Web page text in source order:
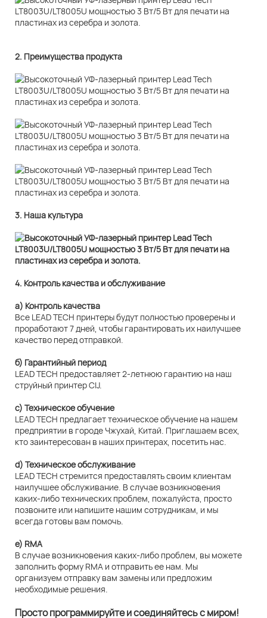
2. Преимущества продукта
3. Наша культура
4. Контроль качества и обслуживание
а) Контроль качества
Все LEAD TECH принтеры будут полностью проверены и
проработают 7 дней, чтобы гарантировать их наилучшее
качество перед отправкой.
б) Гарантийный период
LEAD TECH предоставляет 2-летнюю гарантию на наш
струйный принтер CIJ.
c) Техническое обучение
LEAD TECH предлагает техническое обучение на нашем
предприятии в городе Чжухай, Китай. Приглашаем всех,
кто заинтересован в наших принтерах, посетить нас.
d) Техническое обслуживание
LEAD TECH стремится предоставлять своим клиентам
наилучшее обслуживание. В случае возникновения
каких-либо технических проблем, пожалуйста, просто
позвоните или напишите нашим сотрудникам, и мы
всегда готовы вам помочь.
e) RMA
В случае возникновения каких-либо проблем, вы можете
заполнить форму RMA и отправить ее нам. Мы
организуем отправку вам замены или предложим
необходимые решения.
Просто программируйте и соединяйтесь с миром!